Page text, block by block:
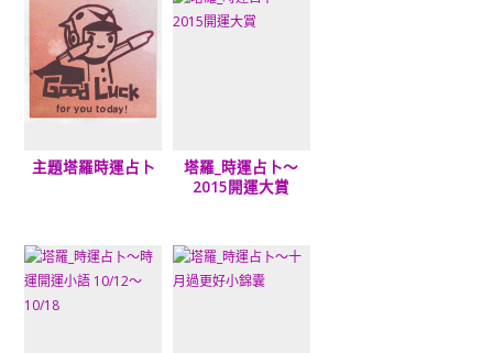
主題塔羅時運占卜
塔羅_時運占卜～
2015開運大賞